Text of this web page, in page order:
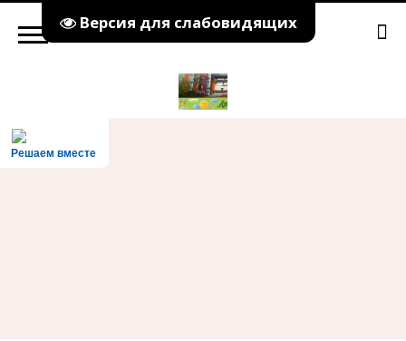
Версия для слабовидящих
Решаем вместе